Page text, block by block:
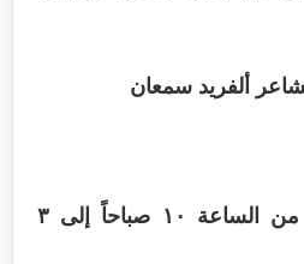
ألفريد سمعان
(يومياً ما عدا الجمعة من الساعة ١٠ صباحاً إلى ٣